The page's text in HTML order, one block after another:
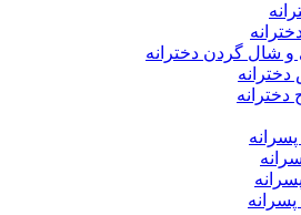
شال گردن دخترانه
دخترانه